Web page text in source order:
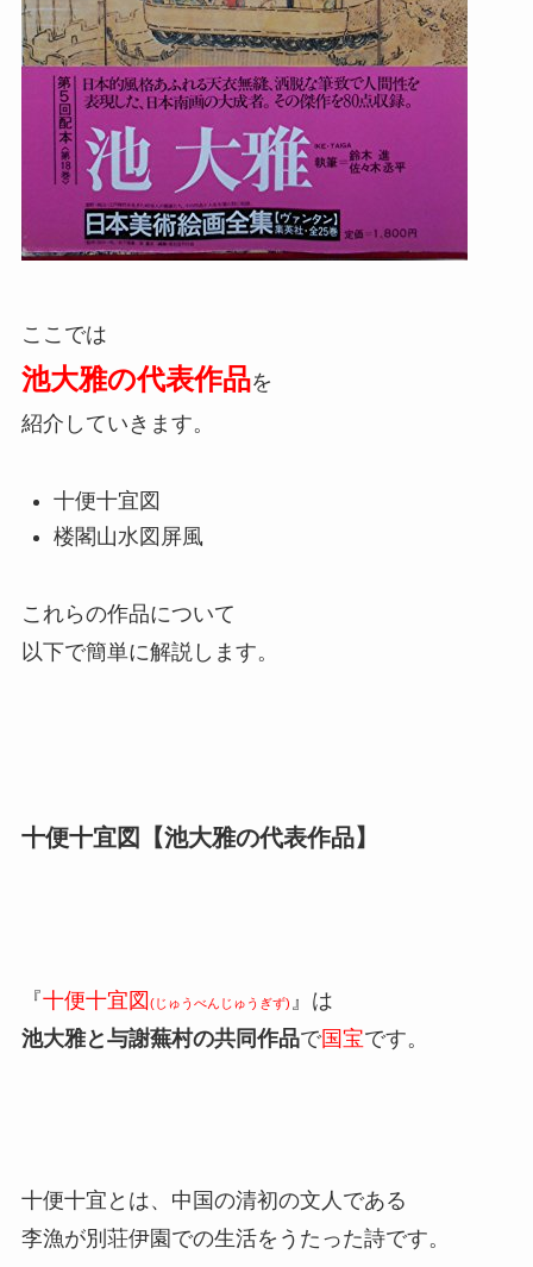
ここでは
池大雅の代表作品を
紹介していきます。
十便十宜図
楼閣山水図屏風
これらの作品について
以下で簡単に解説します。
十便十宜図【池大雅の代表作品】
『十便十宜図 (じゅうべんじゅうぎず) 』は
池大雅と与謝蕪村の共同作品で国宝です。
十便十宜とは、中国の清初の文人である
李漁が別荘伊園での生活をうたった詩です。